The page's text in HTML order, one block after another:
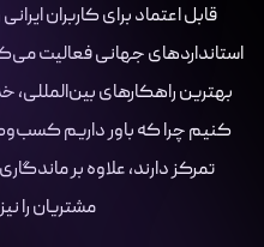
قابل اعتماد برای کاربران
استانداردهای جهانی فعالیت
بهترین راهکارهای بین‌المللی،
کنیم چرا که باور داریم
تمرکز دارند، علاوه بر
مشتریان را